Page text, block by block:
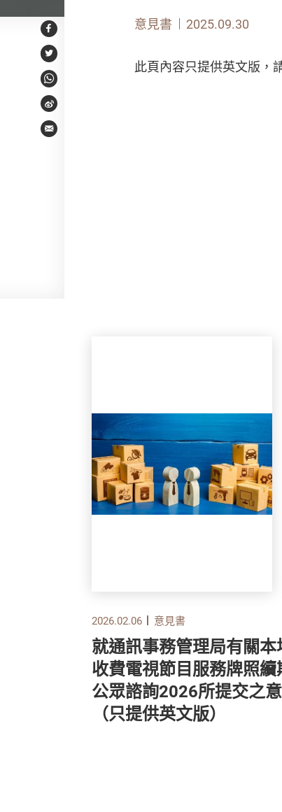
Facebook
Twitter
WhatsApp
Weibo
Email
意見書 2025.09.30
此頁內容只提供英文版，
2026.02.06 意見書
就通訊事務管理局有關本
收費電視節目服務牌照續
公眾諮詢2026所提交之
（只提供英文版）